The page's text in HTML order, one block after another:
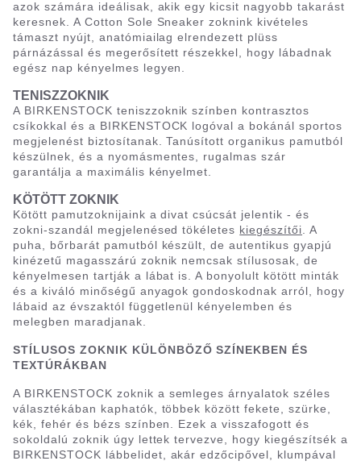
azok számára ideálisak, akik egy kicsit nagyobb takarást
keresnek. A Cotton Sole Sneaker zoknink kivételes
támaszt nyújt, anatómiailag elrendezett plüss
párnázással és megerősített részekkel, hogy lábadnak
egész nap kényelmes legyen.
TENISZZOKNIK
A BIRKENSTOCK teniszzoknik színben kontrasztos
csíkokkal és a BIRKENSTOCK logóval a bokánál sportos
megjelenést biztosítanak. Tanúsított organikus pamutból
készülnek, és a nyomásmentes, rugalmas szár
garantálja a maximális kényelmet.
KÖTÖTT ZOKNIK
Kötött pamutzoknijaink a divat csúcsát jelentik - és
zokni-szandál megjelenésed tökéletes kiegészítői . A
puha, bőrbarát pamutból készült, de autentikus gyapjú
kinézetű magasszárú zoknik nemcsak stílusosak, de
kényelmesen tartják a lábat is. A bonyolult kötött minták
és a kiváló minőségű anyagok gondoskodnak arról, hogy
lábaid az évszaktól függetlenül kényelemben és
melegben maradjanak.
STÍLUSOS ZOKNIK KÜLÖNBÖZŐ SZÍNEKBEN ÉS
TEXTÚRÁKBAN
A BIRKENSTOCK zoknik a semleges árnyalatok széles
választékában kaphatók, többek között fekete, szürke,
kék, fehér és bézs színben. Ezek a visszafogott és
sokoldalú zoknik úgy lettek tervezve, hogy kiegészítsék a
BIRKENSTOCK lábbelidet, akár edzőcipővel, klumpával